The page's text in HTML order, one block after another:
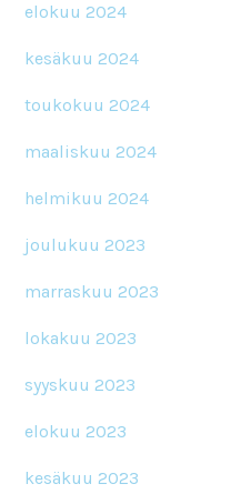
elokuu 2024
kesäkuu 2024
toukokuu 2024
maaliskuu 2024
helmikuu 2024
joulukuu 2023
marraskuu 2023
lokakuu 2023
syyskuu 2023
elokuu 2023
kesäkuu 2023